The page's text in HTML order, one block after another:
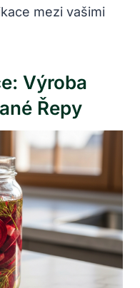
mezi vašimi
Výroba
Řepy